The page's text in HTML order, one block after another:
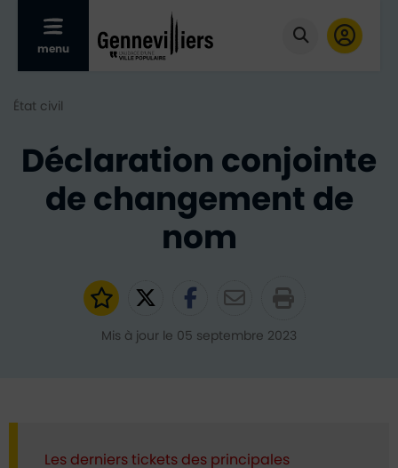
Afficher le menu mobile
menu Cliquer
État civil
Déclaration conjointe
de changement de
nom
Ajouter aux favoris
Partager sur Twitter
Partager sur
Partager par
Mis à jour le 05 septembre 2023
Les derniers tickets des principales